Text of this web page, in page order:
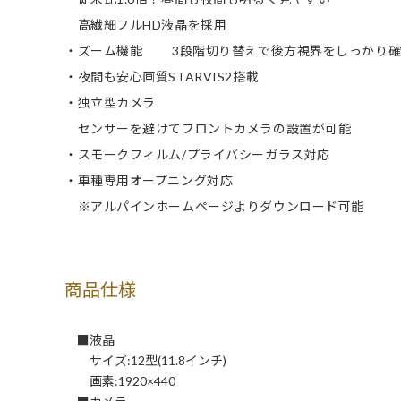
高繊細フルHD液晶を採用
・ズーム機能 3段階切り替えで後方視界をしっかり
・夜間も安心画質STARVIS2搭載
・独立型カメラ
センサーを避けてフロントカメラの設置が可能
・スモークフィルム/プライバシーガラス対応
・車種専用オープニング対応
※アルパインホームページよりダウンロード可能
商品仕様
■液晶
サイズ:12型(11.8インチ)
画素:1920×440